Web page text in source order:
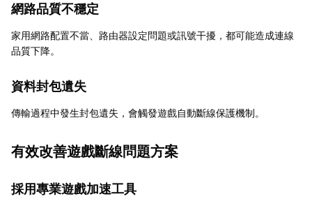
網路品質不穩定
家用網路配置不當、路由器設定問題或訊號干擾，都可能造成連線
品質下降。
資料封包遺失
傳輸過程中發生封包遺失，會觸發遊戲自動斷線保護機制。
有效改善遊戲斷線問題方案
採用專業遊戲加速工具